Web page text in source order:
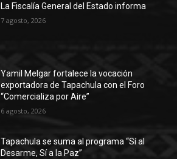
La Fiscalía General del Estado informa
7 agosto, 2026
Yamil Melgar fortalece la vocación
exportadora de Tapachula con el Foro
“Comercializa por Aire”
6 agosto, 2026
Tapachula se suma al programa “Sí al
Desarme, Sí a la Paz”